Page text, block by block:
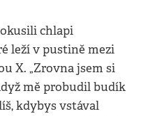
chlapi
leží v pustině mezi
X. „Zrovna jsem si
mě probudil budík
kdybys vstával